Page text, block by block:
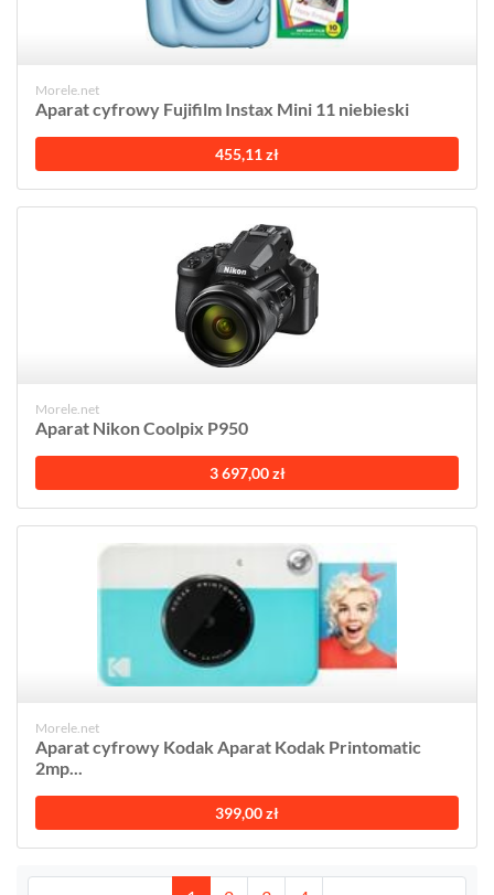
Morele.net
Aparat cyfrowy Fujifilm Instax Mini 11 niebieski
455,11 zł
Morele.net
Aparat Nikon Coolpix P950
3 697,00 zł
Morele.net
Aparat cyfrowy Kodak Aparat Kodak Printomatic
2mp...
399,00 zł